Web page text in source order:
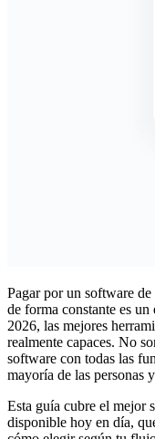
Pagar por un software de
de forma constante es
2026, las mejores
realmente capaces. No
software con todas las
mayoría de las personas
Esta guía cubre el mejor
disponible hoy en día,